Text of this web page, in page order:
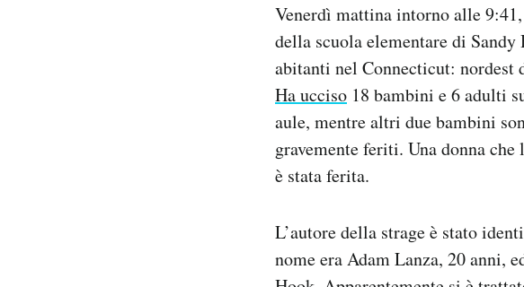
Venerdì mattina intorno alle
della scuola elementare di
abitanti nel Connecticut: nordest
Ha ucciso 18 bambini e 6 adulti
aule, mentre altri due bambini
gravemente feriti. Una donna
è stata ferita.
L’autore della strage è stato
nome era Adam Lanza, 20 anni,